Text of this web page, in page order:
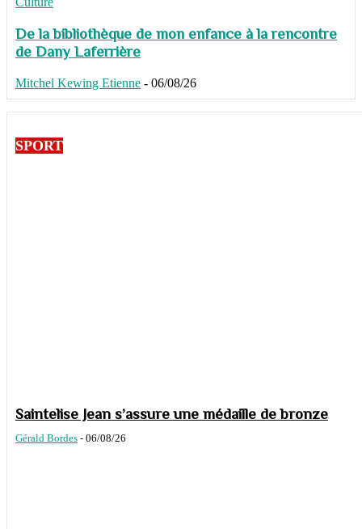
De la bibliothèque de mon enfance à la rencontre
de Dany Laferrière
Mitchel Kewing Etienne - 06/08/26
SPORT
Saintelise Jean s’assure une médaille de bronze
Gérald Bordes - 06/08/26